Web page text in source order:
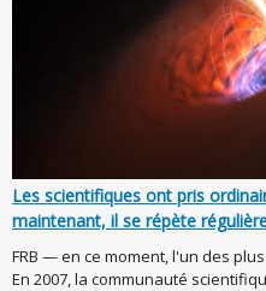
Les scientifiques ont pris
maintenant, il se répète
FRB — en ce moment, l'un des
En 2007, la communauté